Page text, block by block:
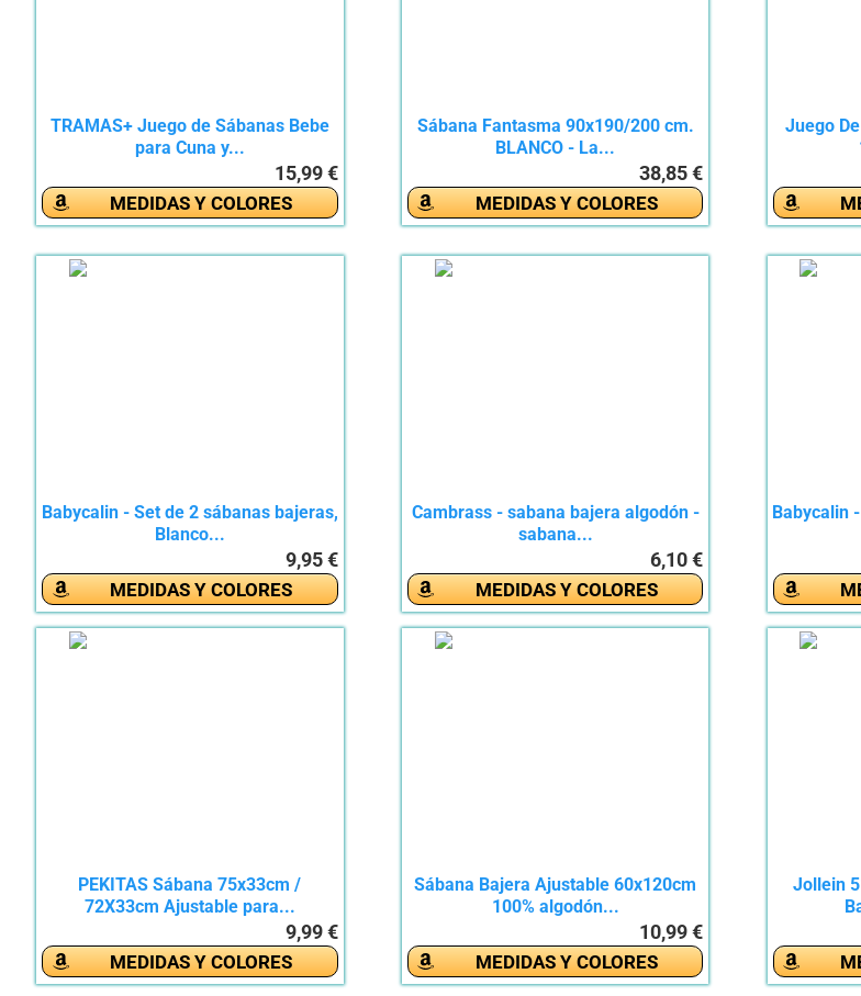
TRAMAS+ Juego de Sábanas Bebe
para Cuna y...
15,99 €
MEDIDAS Y COLORES
Sábana Fantasma 90x190/200 cm.
BLANCO - La...
38,85 €
MEDIDAS Y COLORES
Juego
Babycalin - Set de 2 sábanas bajeras,
Blanco...
9,95 €
MEDIDAS Y COLORES
Cambrass - sabana bajera algodón -
sabana...
6,10 €
MEDIDAS Y COLORES
Babycalin
PEKITAS Sábana 75x33cm /
72X33cm Ajustable para...
9,99 €
MEDIDAS Y COLORES
Sábana Bajera Ajustable 60x120cm
100% algodón...
10,99 €
MEDIDAS Y COLORES
Jollein